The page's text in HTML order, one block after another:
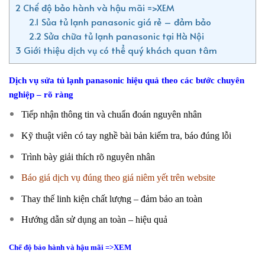
2 Chế độ bảo hành và hậu mãi =>XEM
2.1 Sủa tủ lạnh panasonic giá rẻ – đảm bảo
2.2 Sửa chữa tủ lạnh panasonic tại Hà Nội
3 Giới thiệu dịch vụ có thể quý khách quan tâm
Dịch vụ sửa tủ lạnh panasonic hiệu quả theo các bước chuyên
nghiệp – rõ ràng
Tiếp nhận thông tin và chuẩn đoán nguyên nhân
Kỹ thuật viên có tay nghề bài bản kiểm tra, báo đúng lỗi
Trình bày giải thích rõ nguyên nhân
Báo giá dịch vụ đúng theo giá niêm yết trên website
Thay thế linh kiện chất lượng – đảm bảo an toàn
Hướng dẫn sử dụng an toàn – hiệu quả
Chế độ bảo hành và hậu mãi =>XEM